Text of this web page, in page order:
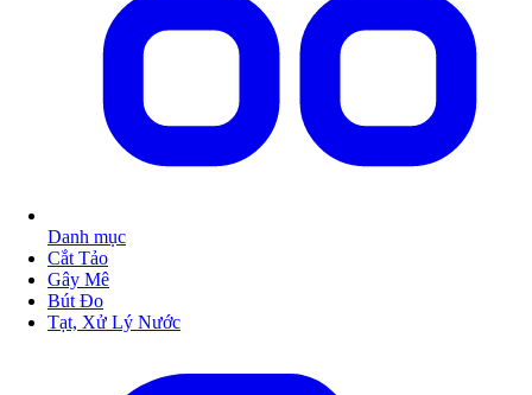
Danh mục
Cắt Tảo
Gây Mê
Bút Đo
Tạt, Xử Lý Nước